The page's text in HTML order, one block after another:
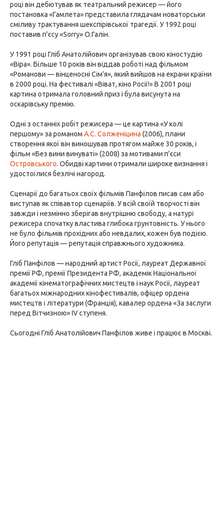
році він дебютував як театральний режисер — його
постановка «Гамлета» представила глядачам новаторськи
сміливу трактування шекспірівської трагедії. У 1992 році
поставив п'єсу «Sorry» О.Галін.
У 1991 році Гліб Анатолійович організував свою кіностудію
«Віра». Більше 10 років він віддав роботі над фільмом
«Романови — вінценосні Сім'я», який вийшов на екрани країни
в 2000 році. На фестивалі «Віват, кіно Росії!» В 2001 році
картина отримала головний приз і була висунута на
оскарівську премію.
Одні з останніх робіт режисера — це картина «У колі
першому» за романом А.С. Солженіцина (2006), плани
створення якої він виношував протягом майже 30 років, і
фільм «Без вини винуваті» (2008) за мотивами п'єси
Островського. Обидві картини отримали широке визнання і
удостоїлися безлічі нагород.
Сценарії до багатьох своїх фільмів Панфілов писав сам або
виступав як співавтор сценаріїв. У всій своїй творчості він
завжди і незмінно зберігав внутрішню свободу, а натурі
режисера спочатку властива глибока грунтовність. У нього
не було фільмів прохідних або невдалих, кожен був подією.
Його репутація — репутація справжнього художника.
Гліб Панфілов — народний артист Росії, лауреат Державної
премії РФ, премії Президента РФ, академік Національної
академії кінематографічних мистецтв і наук Росії, лауреат
багатьох міжнародних кінофестивалів, офіцер ордена
мистецтв і літератури (Франція), кавалер ордена «За заслуги
перед Вітчизною» IV ступеня.
Сьогодні Гліб Анатолійович Панфілов живе і працює в Москві.